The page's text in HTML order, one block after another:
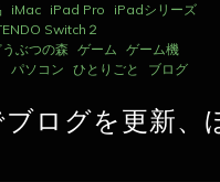
iMac iPad Pro
iPadシリーズ
Switch２
ぶつの森
ゲーム ゲーム機
パソコン ひとりごと ブログ
ログを更新、